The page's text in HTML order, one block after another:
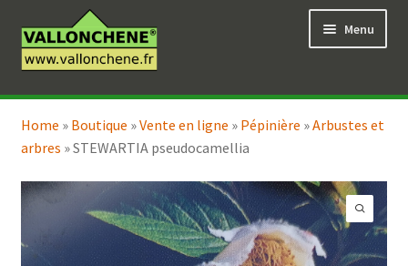
à
la
au
contenu
Menu
Vente en ligne
menu
Coaching pour le jardin
Ouvrir
enfant
Home » Boutique »Vente en ligne » Pépinière »Arbustes et
arbres »STEWARTIA pseudocamellia